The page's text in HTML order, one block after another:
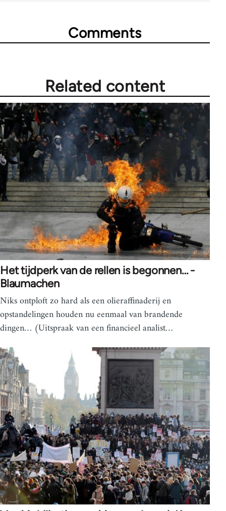
Comments
Related content
Het tijdperk van de rellen is begonnen… -
Blaumachen
Niks ontploft zo hard als een olieraffinaderij en
opstandelingen houden nu eenmaal van brandende
dingen… (Uitspraak van een financieel analist…